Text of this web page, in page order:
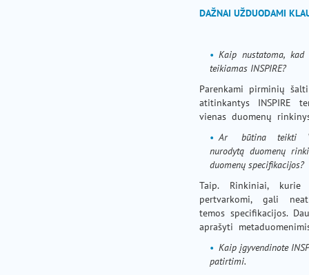
DAŽNAI UŽDUODAMI
Kaip nustatoma,
teikiamas INSPIRE?
Parenkami pirminių
atitinkantys INSPIRE
vienas duomenų
Ar būtina teikti
nurodytą duomenų
duomenų specifikacijos?
Taip. Rinkiniai,
pertvarkomi, gali
temos specifikacijos.
aprašyti
Kaip įgyvendinote
patirtimi.